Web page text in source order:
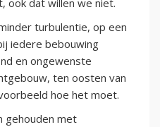
ook dat willen we niet.
turbulentie, op een
iedere bebouwing
en ongewenste
ten oosten van
hoe het moet.
gehouden met